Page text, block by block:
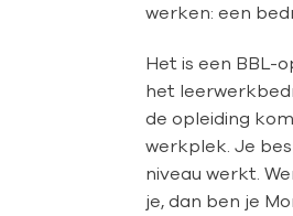
werken: een
Het is een BBL-
het
de opleiding
werkplek. Je
niveau werkt.
je, dan ben je